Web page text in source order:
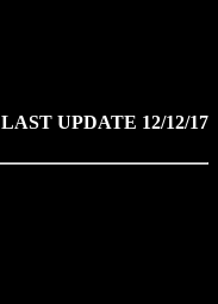
LAST UPDATE 12/12/17